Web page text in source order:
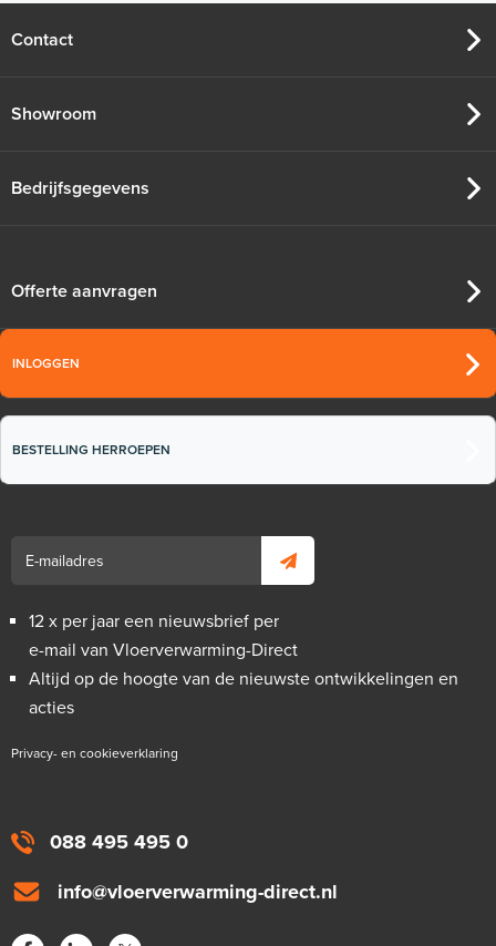
088 495 495 0
info@vloerverwarming-direct.nl
Contact
Showroom
Bedrijfsgegevens
Offerte aanvragen
INLOGGEN
BESTELLING HERROEPEN
12 x per jaar een nieuwsbrief per
e-mail van Vloerverwarming-Direct
Altijd op de hoogte van de nieuwste ontwikkelingen en
acties
Privacy- en cookieverklaring